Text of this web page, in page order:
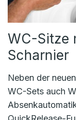
WC-Sitze
Scharnier
Neben der
WC-Sets auch